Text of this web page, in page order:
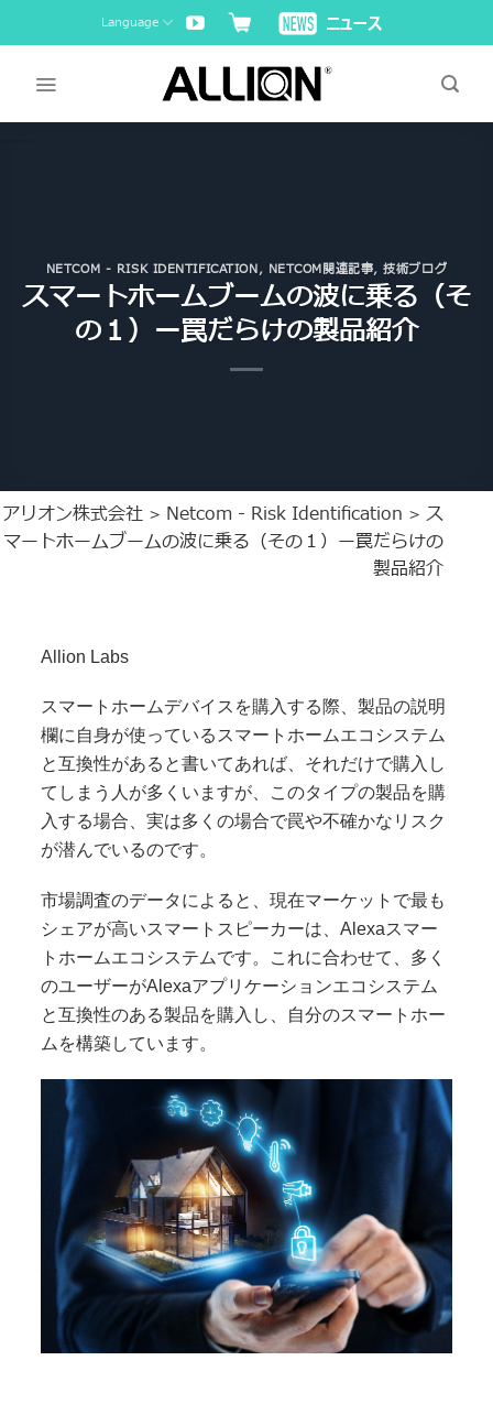
to
Language
NETCOM - RISK IDENTIFICATION, NETCOM関連記事,技術ブログ
スマートホームブームの波に乗る（そ
の１）ー罠だらけの製品紹介
アリオン株式会社 > Netcom - Risk Identification >ス
マートホームブームの波に乗る（その１）ー罠だらけの
製品紹介
Allion Labs
スマートホームデバイスを購入する際、製品の説明
欄に自身が使っているスマートホームエコシステム
と互換性があると書いてあれば、それだけで購入し
てしまう人が多くいますが、このタイプの製品を購
入する場合、実は多くの場合で罠や不確かなリスク
が潜んでいるのです。
市場調査のデータによると、現在マーケットで最も
シェアが高いスマートスピーカーは、Alexaスマー
トホームエコシステムです。これに合わせて、多く
のユーザーがAlexaアプリケーションエコシステム
と互換性のある製品を購入し、自分のスマートホー
ムを構築しています。